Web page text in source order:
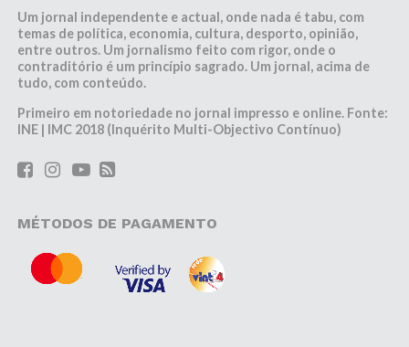
Um jornal independente e actual, onde nada é tabu, com
temas de política, economia, cultura, desporto, opinião,
entre outros. Um jornalismo feito com rigor, onde o
contraditório é um princípio sagrado. Um jornal, acima de
tudo, com conteúdo.
Primeiro em notoriedade no jornal impresso e online. Fonte:
INE | IMC 2018 (Inquérito Multi-Objectivo Contínuo)
MÉTODOS DE PAGAMENTO